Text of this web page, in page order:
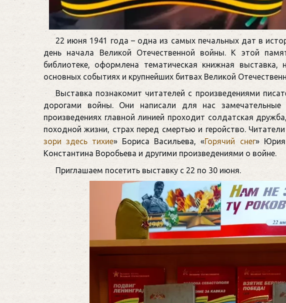
22 июня 1941 года – одна из самых печальных дат в
день начала Великой Отечественной войны. К этой
библиотеке, оформлена тематическая книжная выставка,
основных событиях и крупнейших битвах Великой
Выставка познакомит читателей с произведениями
дорогами войны. Они написали для нас
произведениях главной линией проходит солдатская
походной жизни, страх перед смертью и геройство.
зори здесь тихие» Бориса Васильева, «Горячий снег» Юрия
Константина Воробьева и другими произведениями о войне.
Приглашаем посетить выставку с 22 по 30 июня.